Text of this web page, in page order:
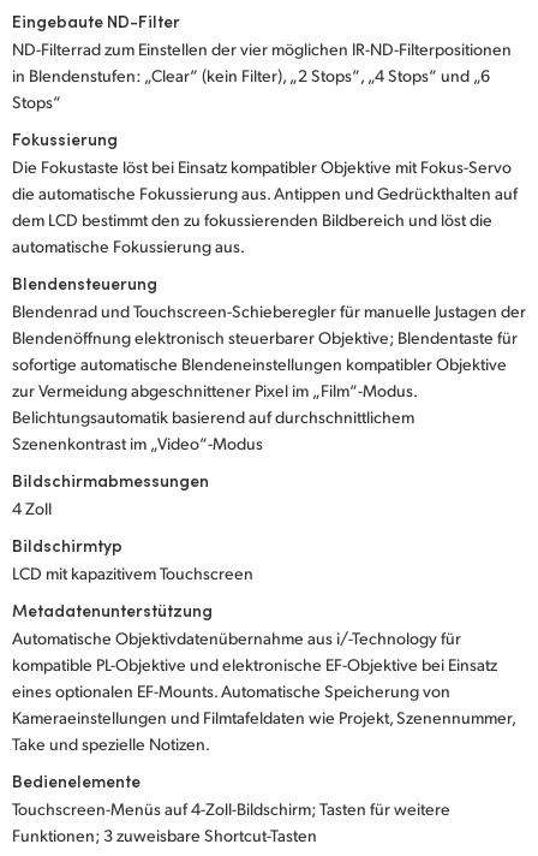
Eingebaute ND-Filter
ND-Filterrad zum Einstellen der vier möglichen IR-ND-Filterpositionen
in Blendenstufen: „Clear“ (kein Filter), „2 Stops“, „4 Stops“ und „6
Stops“
Fokussierung
Die Fokustaste löst bei Einsatz kompatibler Objektive mit Fokus-Servo
die automatische Fokussierung aus. Antippen und Gedrückthalten auf
dem LCD bestimmt den zu fokussierenden Bildbereich und löst die
automatische Fokussierung aus.
Blendensteuerung
Blendenrad und Touchscreen-Schieberegler für manuelle Justagen der
Blendenöffnung elektronisch steuerbarer Objektive; Blendentaste für
sofortige automatische Blendeneinstellungen kompatibler Objektive
zur Vermeidung abgeschnittener Pixel im „Film“-Modus.
Belichtungsautomatik basierend auf durchschnittlichem
Szenenkontrast im „Video“-Modus
Bildschirmabmessungen
4 Zoll
Bildschirmtyp
LCD mit kapazitivem Touchscreen
Metadatenunterstützung
Automatische Objektivdatenübernahme aus i/-Technology für
kompatible PL-Objektive und elektronische EF-Objektive bei Einsatz
eines optionalen EF-Mounts. Automatische Speicherung von
Kameraeinstellungen und Filmtafeldaten wie Projekt, Szenennummer,
Take und spezielle Notizen.
Bedienelemente
Touchscreen-Menüs auf 4-Zoll-Bildschirm; Tasten für weitere
Funktionen; 3 zuweisbare Shortcut-Tasten